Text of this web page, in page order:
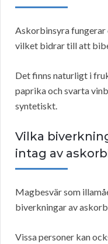
Askorbinsyra fungerar
vilket bidrar till att
Det finns naturligt i
paprika och svarta
syntetiskt.
Vilka
intag av
Magbesvär som
biverkningar av
Vissa personer kan